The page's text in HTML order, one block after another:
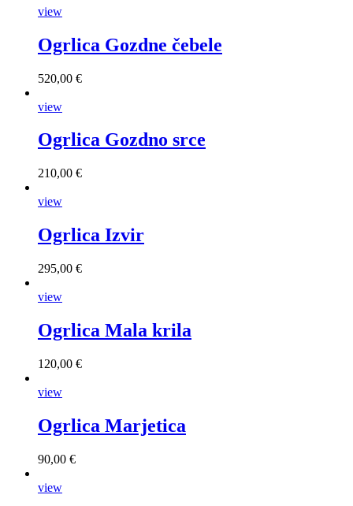
view
Ogrlica Gozdne čebele
520,00 €
view
Ogrlica Gozdno srce
210,00 €
view
Ogrlica Izvir
295,00 €
view
Ogrlica Mala krila
120,00 €
view
Ogrlica Marjetica
90,00 €
view